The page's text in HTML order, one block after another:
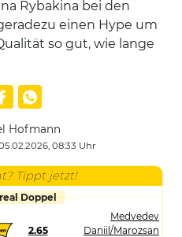
Rybakina bei den
einen Hype um
so gut, wie lange
Hofmann
08:33 Uhr
Tippt jetzt!
Doppel
2.65
Medvedev
Daniil/Marozsan